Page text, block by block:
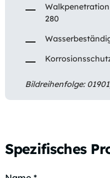
280
Bildreihenfolge:
Spezifisches